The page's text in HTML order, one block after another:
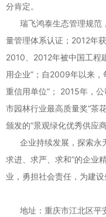
分肯定。
瑞飞鸿泰生态管理规范
量管理体系认证；2012年
2010、2012年被中国工程
用企业”；自2009年以来
重信用单位”； 2015年，
市园林行业最高质量奖“茶
颁发的“景观绿化优秀供应商
企业持续发展，探索永
求进、求严、求和”的企业
业，勇担社会责任，为建
地址：重庆市江北区平